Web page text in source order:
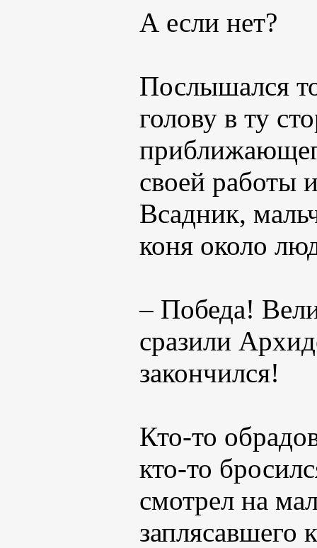
А если нет?
Послышался
голову в ту
своей работы
Всадник,
коня около
– Победа!
сразили
закончился!
Кто-то
кто-то
смотрел на
заплясавшего